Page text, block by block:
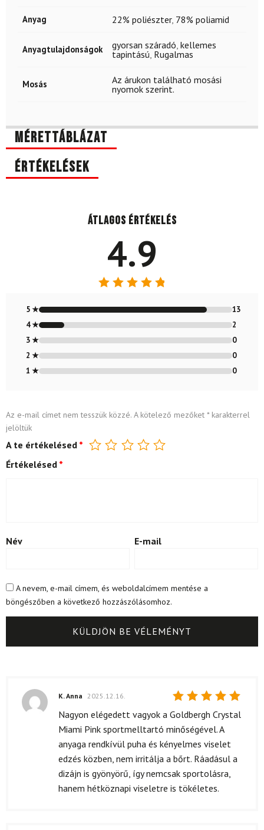
Anyag 22% poliészter, 78% poliamid
Anyagtulajdonságok gyorsan száradó kellemes
tapintású Rugalmas
Mosás
Az árukon található mosási
nyomok szerint.
Mérettáblázat
Értékelések
Átlagos értékelés
4.9
4.87/ 5
5 ★
13
4 ★
2
3 ★
0
2 ★
0
1 ★
0
Az e-mail címet nem tesszük közzé. A kötelező mezőket *karakterrel
jelöltük
A te értékelésed *
Értékelésed *
Név E-mail
A nevem, e-mail címem, és weboldalcímem mentése a
böngészőben a következő hozzászólásomhoz.
Értékelés:
/ 5
K. Anna 2025.12.16.
Nagyon elégedett vagyok a Goldbergh Crystal
Miami Pink sportmelltartó minőségével. A
anyaga rendkívül puha és kényelmes viselet
edzés közben, nem irritálja a bőrt. Ráadásul a
dizájn is gyönyörű, így nemcsak sportolásra,
hanem hétköznapi viseletre is tökéletes.